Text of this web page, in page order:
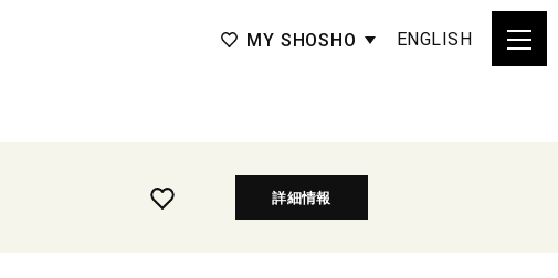
MY SHOSHO ENGLISH
詳細情報